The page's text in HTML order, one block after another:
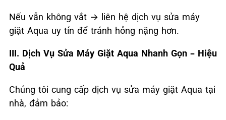
Nếu vẫn không vắt → liên hệ dịch vụ sửa máy
giặt Aqua uy tín để tránh hỏng nặng hơn.
III. Dịch Vụ Sửa Máy Giặt Aqua Nhanh Gọn – Hiệu
Quả
Chúng tôi cung cấp dịch vụ sửa máy giặt Aqua tại
nhà, đảm bảo: